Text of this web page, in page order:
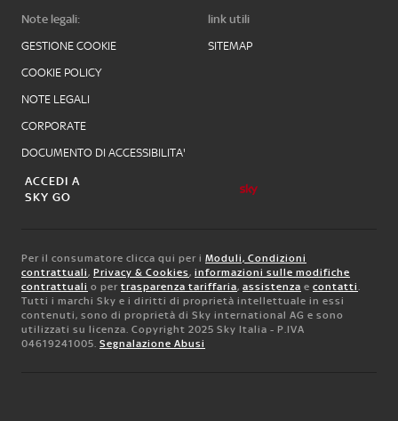
Note legali:
GESTIONE COOKIE
COOKIE POLICY
NOTE LEGALI
CORPORATE
DOCUMENTO DI ACCESSIBILITA'
link utili
SITEMAP
ACCEDI A
SKY GO
Per il consumatore clicca qui per i Moduli, Condizioni
contrattuali, Privacy & Cookies, informazioni sulle modifiche
contrattuali o per trasparenza tariffaria, assistenza e contatti.
Tutti i marchi Sky e i diritti di proprietà intellettuale in essi
contenuti, sono di proprietà di Sky international AG e sono
utilizzati su licenza. Copyright 2025 Sky Italia - P.IVA
04619241005. Segnalazione Abusi